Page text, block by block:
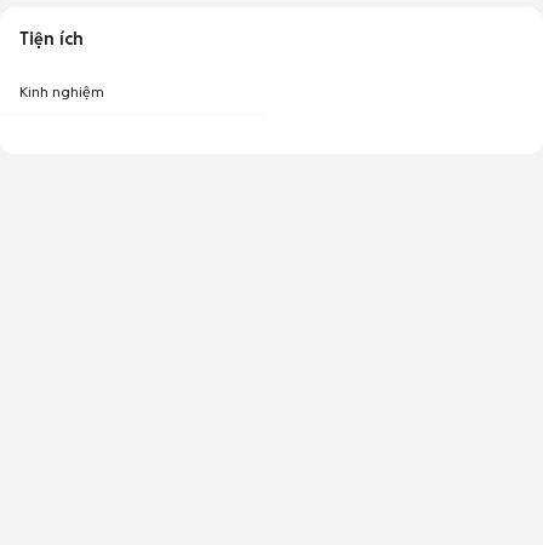
Tiện ích
Kinh nghiệm